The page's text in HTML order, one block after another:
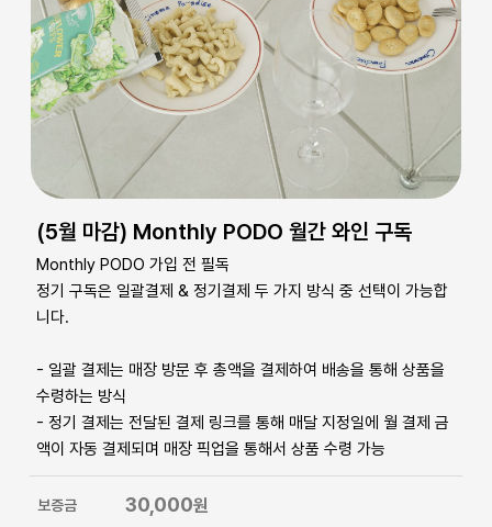
(5월 마감) Monthly PODO 월간 와인 구독
Monthly PODO 가입 전 필독
정기 구독은 일괄결제 & 정기결제 두 가지 방식 중 선택이 가능합
니다.
- 일괄 결제는 매장 방문 후 총액을 결제하여 배송을 통해 상품을
수령하는 방식
- 정기 결제는 전달된 결제 링크를 통해 매달 지정일에 월 결제 금
액이 자동 결제되며 매장 픽업을 통해서 상품 수령 가능
보증금 30,000원